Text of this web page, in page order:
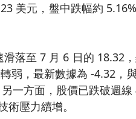
美元，盤中跌幅約
落至 7 月 6 日的 18.32
弱，最新數據為 -4.32，
一方面，股價已跌破週
壓力續增。